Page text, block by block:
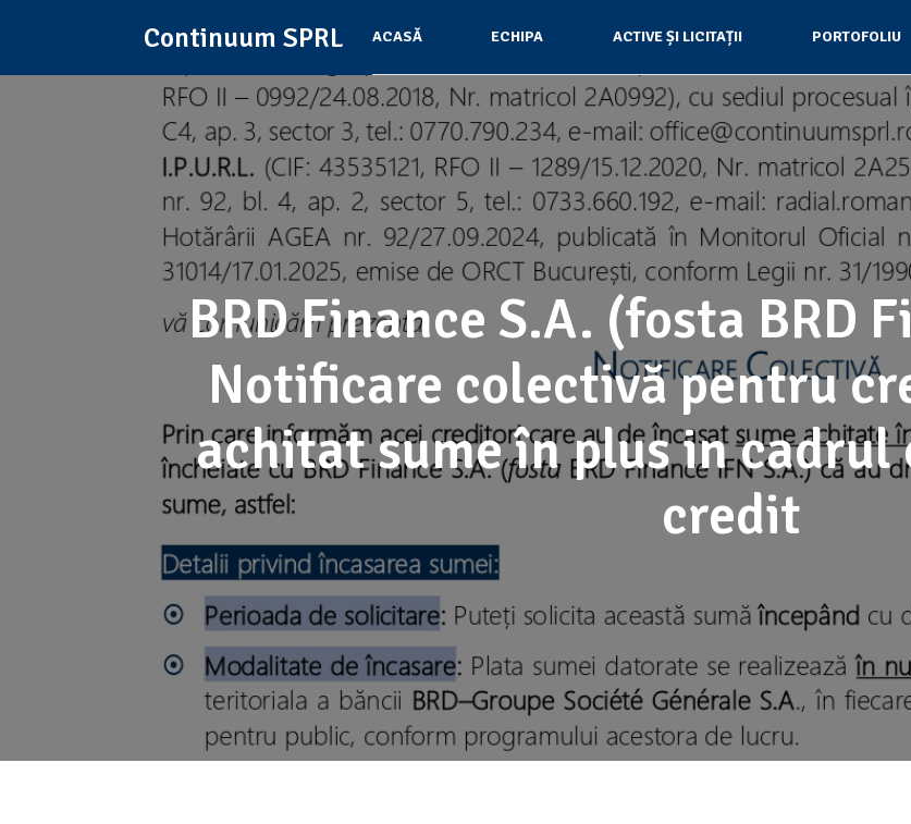
Continuum SPRL ACASĂ ECHIPA ACTIVE ȘI LICITAȚII PORTOFOLIU
BRD Finance S.A. (fosta BRD
Notificare colectivă pentru
achitat sume în plus in
credit